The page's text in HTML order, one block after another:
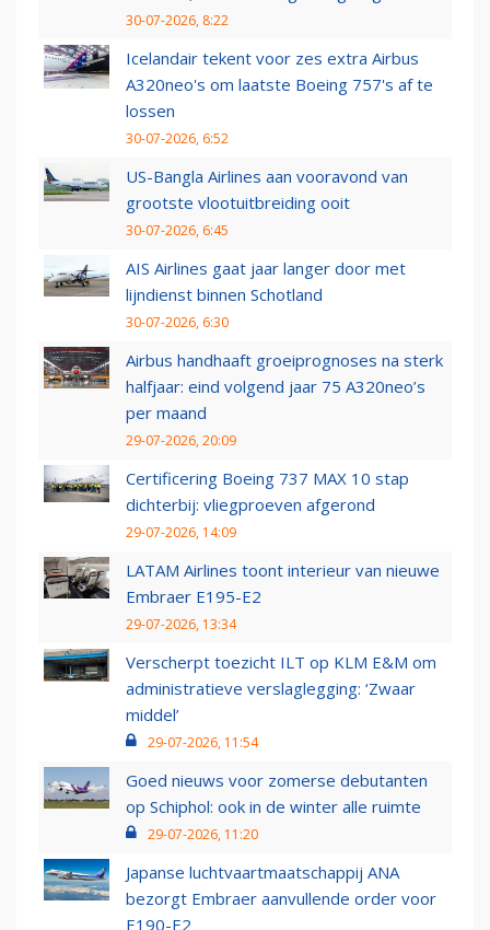
30-07-2026, 8:22
Icelandair tekent voor zes extra Airbus
A320neo's om laatste Boeing 757's af te
lossen
30-07-2026, 6:52
US-Bangla Airlines aan vooravond van
grootste vlootuitbreiding ooit
30-07-2026, 6:45
AIS Airlines gaat jaar langer door met
lijndienst binnen Schotland
30-07-2026, 6:30
Airbus handhaaft groeiprognoses na sterk
halfjaar: eind volgend jaar 75 A320neo’s
per maand
29-07-2026, 20:09
Certificering Boeing 737 MAX 10 stap
dichterbij: vliegproeven afgerond
29-07-2026, 14:09
LATAM Airlines toont interieur van nieuwe
Embraer E195-E2
29-07-2026, 13:34
Verscherpt toezicht ILT op KLM E&M om
administratieve verslaglegging: ‘Zwaar
middel’
29-07-2026, 11:54
Goed nieuws voor zomerse debutanten
op Schiphol: ook in de winter alle ruimte
29-07-2026, 11:20
Japanse luchtvaartmaatschappij ANA
bezorgt Embraer aanvullende order voor
E190-E2